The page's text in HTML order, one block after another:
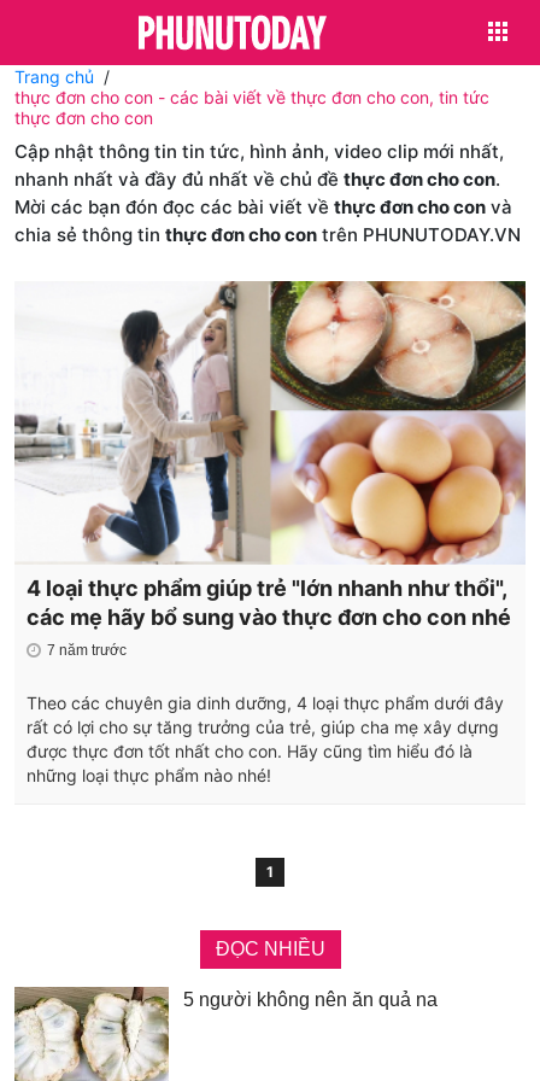
Trang chủ
thực đơn cho con - các bài viết về thực đơn cho con, tin tức
thực đơn cho con
Cập nhật thông tin tin tức, hình ảnh, video clip mới nhất,
nhanh nhất và đầy đủ nhất về chủ đề thực đơn cho con.
Mời các bạn đón đọc các bài viết về thực đơn cho con và
chia sẻ thông tin thực đơn cho con trên PHUNUTODAY.VN
4 loại thực phẩm giúp trẻ "lớn nhanh như thổi",
các mẹ hãy bổ sung vào thực đơn cho con nhé
7 năm trước
Theo các chuyên gia dinh dưỡng, 4 loại thực phẩm dưới đây
rất có lợi cho sự tăng trưởng của trẻ, giúp cha mẹ xây dựng
được thực đơn tốt nhất cho con. Hãy cũng tìm hiểu đó là
những loại thực phẩm nào nhé!
1
ĐỌC NHIỀU
5 người không nên ăn quả na